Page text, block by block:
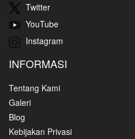
Twitter
YouTube
Instagram
INFORMASI
Tentang Kami
Galeri
Blog
Kebijakan Privasi